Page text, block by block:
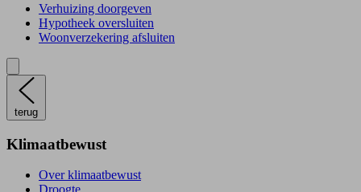
Verhuizing doorgeven
Hypotheek oversluiten
Woonverzekering afsluiten
terug
Klimaatbewust
Over klimaatbewust